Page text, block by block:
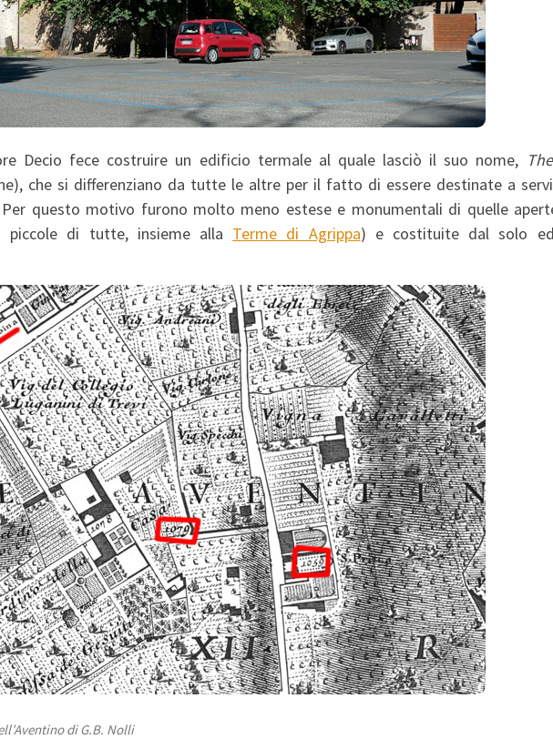
Decio fece costruire un edificio termale al quale lasciò il suo nome,
che si differenziano da tutte le altre per il fatto di essere destinate a
questo motivo furono molto meno estese e monumentali di quelle
piccole di tutte, insieme alla Terme di Agrippa) e costituite dal solo
di G.B. Nolli